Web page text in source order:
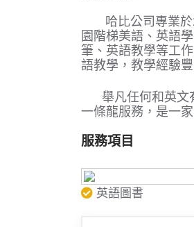
哈比公司專業於
園階梯美語、英語
筆、英語教學等工
語教學，教學經驗豐
舉凡任何和英文有
一條龍服務，是一
服務項目
英語圖書